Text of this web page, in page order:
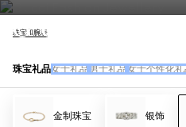
珠宝和腕表
珠宝礼品 女士礼品 男士礼品 女士个性化礼
金制珠宝 银饰